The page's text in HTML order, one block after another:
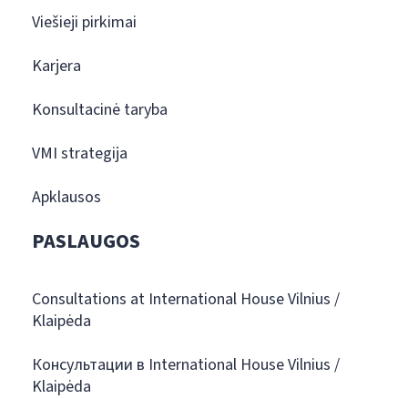
Viešieji pirkimai
Karjera
Konsultacinė taryba
VMI strategija
Apklausos
PASLAUGOS
Consultations at International House Vilnius /
Klaipėda
Консультации в International House Vilnius /
Klaipėda